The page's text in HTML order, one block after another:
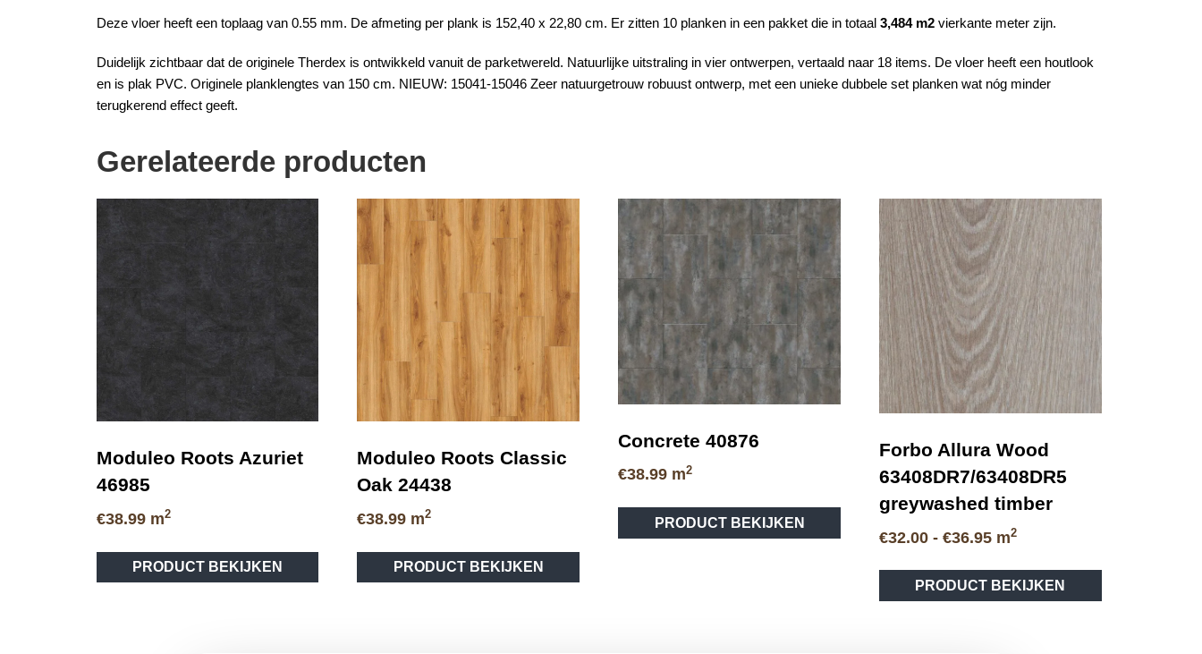
Deze vloer heeft een toplaag van 0.55 mm. De afmeting per plank is 152,40 x 22,80 cm. Er zitten 10 planken in een pakket die in totaal 3,484 m2vierkante meter zijn.
Duidelijk zichtbaar dat de originele Therdex is ontwikkeld vanuit de parketwereld. Natuurlijke uitstraling in vier ontwerpen, vertaald naar 18 items. De vloer heeft een houtlook
en is plak PVC. Originele planklengtes van 150 cm. NIEUW: 15041-15046 Zeer natuurgetrouw robuust ontwerp, met een unieke dubbele set planken wat nóg minder
terugkerend effect geeft.
Gerelateerde producten
Moduleo Roots Azuriet
46985
€38.99m2
PRODUCT BEKIJKEN
Moduleo Roots Classic
Oak 24438
€38.99 m2
PRODUCT BEKIJKEN
Concrete 40876
€38.99 m2
PRODUCT BEKIJKEN
meerdere
Forbo Allura Wood
63408DR7/63408DR5
greywashed timber
€32.00 - €36.95Prijsklasse:
tot
€36.95
m2
PRODUCT BEKIJKEN